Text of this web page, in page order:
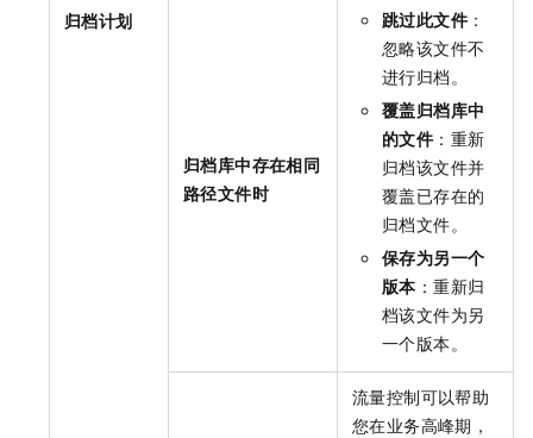
归档计划
归档库中存在相同
路径文件时
跳过此文件 ：
忽略该文件不
进行归档。
覆盖归档库中
的文件 ：重新
归档该文件并
覆盖已存在的
归档文件。
保存为另一个
版本 ：重新归
档该文件为另
一个版本。
流量控制可以帮助
您在业务高峰期，